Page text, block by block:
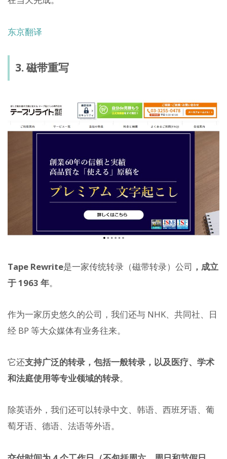
东京翻译
3. 磁带重写
Tape Rewrite是一家传统转录（磁带转录）公司 ，成立
于 1963 年。
作为一家历史悠久的公司，我们还与 NHK、共同社、日
经 BP 等大众媒体有业务往来。
它还支持广泛的转录，包括一般转录，以及医疗、学术
和法庭使用等专业领域的转录。
除英语外，我们还可以转录中文、韩语、西班牙语、葡
萄牙语、德语、法语等外语。